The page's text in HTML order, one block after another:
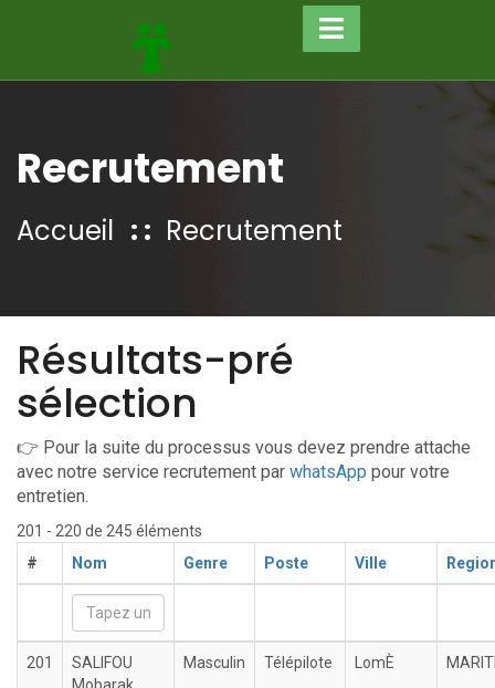
Recrutement
Accueil Recrutement
Résultats-pré
sélection
👉 Pour la suite du processus vous devez prendre attache
avec notre service recrutement par whatsApp pour votre
entretien.
201 - 220 de 245 éléments
#
Nom Genre Poste Ville
201
SALIFOU
Masculin Télépilote LomÈ